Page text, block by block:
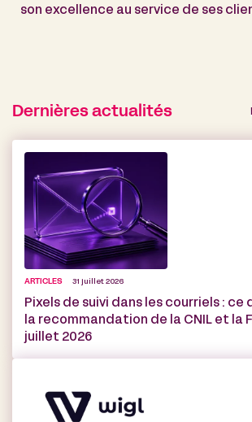
son excellence au service de ses
Dernières actualités
ARTICLES 31 juillet 2026
Pixels de suivi dans les courriels : ce
la recommandation de la CNIL et la
juillet 2026